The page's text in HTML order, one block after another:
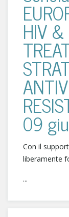
HIV &
09
Con il
liberamente
...